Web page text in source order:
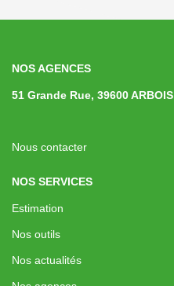
NOS AGENCES
51 Grande Rue, 39600 ARBOIS
Nous contacter
NOS SERVICES
Estimation
Nos outils
Nos actualités